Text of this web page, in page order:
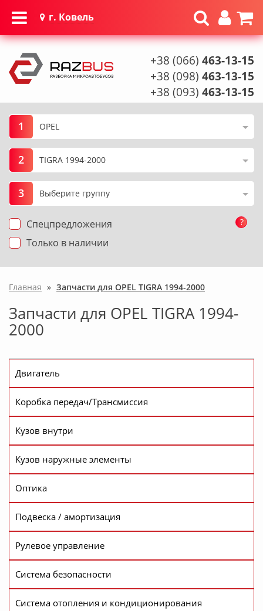
г. Ковель
+38 (066) 463-13-15
+38 (098) 463-13-15
+38 (093) 463-13-15
1
2
3
Спецпредложения
Только в наличии
?
Главная » Запчасти для OPEL TIGRA 1994-2000
Запчасти для OPEL TIGRA 1994-
2000
Двигатель
Коробка передач/Трансмиссия
Кузов внутри
Кузов наружные элементы
Оптика
Подвеска / амортизация
Рулевое управление
Система безопасности
Система отопления и кондиционирования